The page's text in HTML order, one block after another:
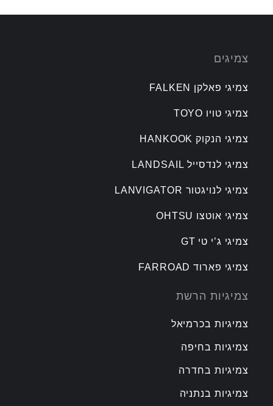
צמיגים
צמיגי פאלקן FALKEN
צמיגי טויו TOYO
צמיגי הנקוק HANKOOK
צמיגי לנדסייל LANDSAIL
צמיגי לנויגטור LANVIGATOR
צמיגי אוטצו OHTSU
צמיגי ג’י טי GT
צמיגי פארוד FARROAD
צמיגיות הרשת
צמיגיות בכרמיאל
צמיגיות בחיפה
צמיגיות בחדרה
צמיגיות בנתניה